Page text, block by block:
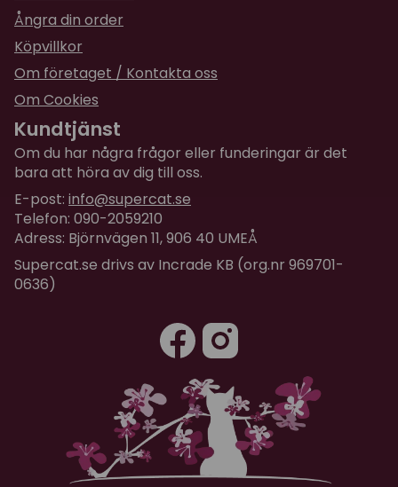
Ångra din order
Köpvillkor
Om företaget / Kontakta oss
Om Cookies
Kundtjänst
Om du har några frågor eller funderingar är det
bara att höra av dig till oss.
E-post: info@supercat.se
Telefon: 090-2059210
Adress: Björnvägen 11, 906 40 UMEÅ
Supercat.se drivs av Incrade KB (org.nr 969701-
0636)